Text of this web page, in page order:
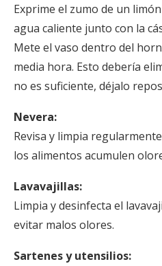
Exprime el zumo de un
agua caliente junto con la
Mete el vaso dentro del
media hora. Esto debería
no es suficiente, déjalo
Nevera:
Revisa y limpia
los alimentos acumulen
Lavavajillas:
Limpia y desinfecta el
evitar malos olores.
Sartenes y utensilios: